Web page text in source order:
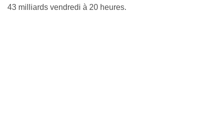
43 milliards vendredi à 20 heures.